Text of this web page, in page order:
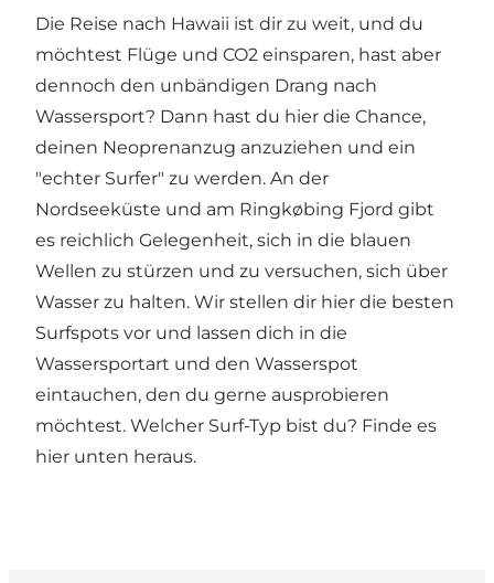
Die Reise nach Hawaii ist dir zu weit, und du
möchtest Flüge und CO2 einsparen, hast aber
dennoch den unbändigen Drang nach
Wassersport? Dann hast du hier die Chance,
deinen Neoprenanzug anzuziehen und ein
"echter Surfer" zu werden. An der
Nordseeküste und am Ringkøbing Fjord gibt
es reichlich Gelegenheit, sich in die blauen
Wellen zu stürzen und zu versuchen, sich über
Wasser zu halten. Wir stellen dir hier die besten
Surfspots vor und lassen dich in die
Wassersportart und den Wasserspot
eintauchen, den du gerne ausprobieren
möchtest. Welcher Surf-Typ bist du? Finde es
hier unten heraus.